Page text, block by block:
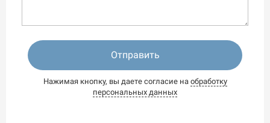
Отправить
Нажимая кнопку, вы даете согласие на обработку
персональных данных